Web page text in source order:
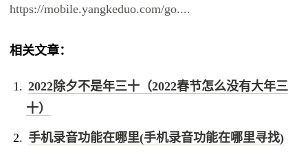
https://mobile.yangkeduo.com/go....
相关文章：
2022除夕不是年三十（2022春节怎么没有大年三
十）
手机录音功能在哪里(手机录音功能在哪里寻找)